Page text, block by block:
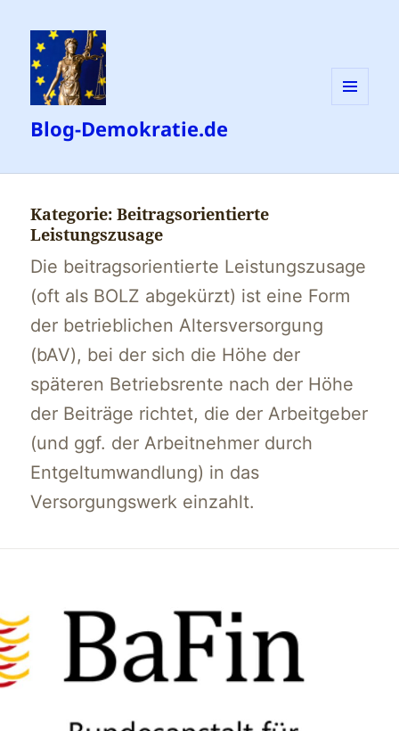
Blog-Demokratie.de
Kategorie:Beitragsorientierte
Leistungszusage
Die beitragsorientierte Leistungszusage
(oft als BOLZ abgekürzt) ist eine Form
der betrieblichen Altersversorgung
(bAV), bei der sich die Höhe der
späteren Betriebsrente nach der Höhe
der Beiträge richtet, die der Arbeitgeber
(und ggf. der Arbeitnehmer durch
Entgeltumwandlung) in das
Versorgungswerk einzahlt.